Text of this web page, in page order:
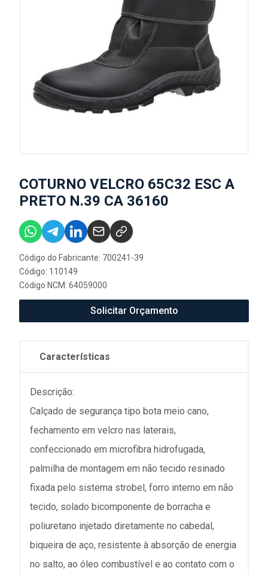
COTURNO VELCRO 65C32 ESC A
PRETO N.39 CA 36160
Código do Fabricante: 700241-39
Código: 110149
Código NCM: 64059000
Solicitar Orçamento
Características
Descrição:
Calçado de segurança tipo bota meio cano,
fechamento em velcro nas laterais,
confeccionado em microfibra hidrofugada,
palmilha de montagem em não tecido resinado
fixada pelo sistema strobel, forro interno em não
tecido, solado bicomponente de borracha e
poliuretano injetado diretamente no cabedal,
biqueira de aço, resistente à absorção de energia
no salto, ao óleo combustível e ao contato com o